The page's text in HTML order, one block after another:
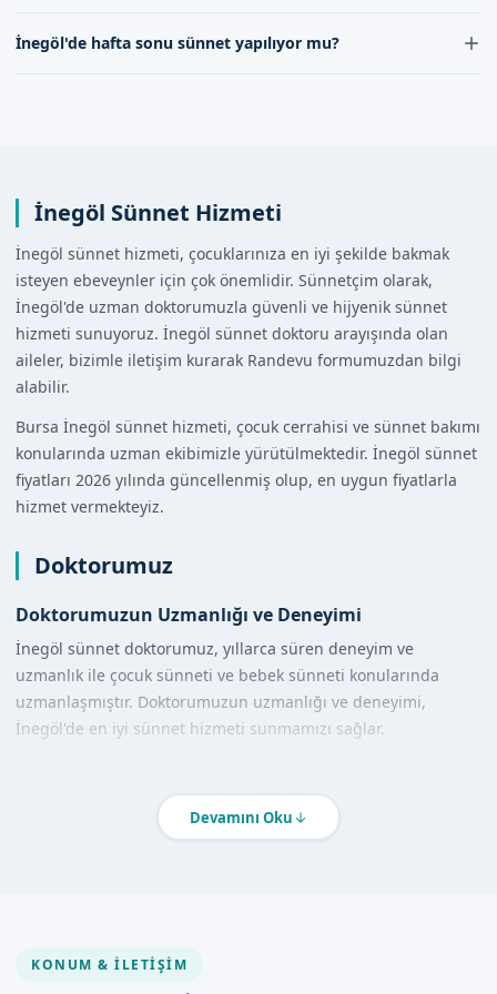
detaylı bilgi alabilirsiniz.
ekibimiz, size en kısa sürede geri dönüş yapacaktır.
şekilde gerçekleştirilir. Anestezi uygulanması, çocuğun
İnegöl'de hafta sonu sünnet yapılıyor mu?
hizmeti hakkında daha detaylı bilgi alabilirsiniz.
İnegöl Sünnet Hizmeti
İnegöl sünnet hizmeti, çocuklarınıza en iyi şekilde bakmak
isteyen ebeveynler için çok önemlidir. Sünnetçim olarak,
İnegöl'de uzman doktorumuzla güvenli ve hijyenik sünnet
hizmeti sunuyoruz. İnegöl sünnet doktoru arayışında olan
aileler, bizimle iletişim kurarak Randevu formumuzdan bilgi
alabilir.
Bursa İnegöl sünnet hizmeti, çocuk cerrahisi ve sünnet bakımı
konularında uzman ekibimizle yürütülmektedir. İnegöl sünnet
fiyatları 2026 yılında güncellenmiş olup, en uygun fiyatlarla
hizmet vermekteyiz.
Doktorumuz
Doktorumuzun Uzmanlığı ve Deneyimi
İnegöl sünnet doktorumuz, yıllarca süren deneyim ve
uzmanlık ile çocuk sünneti ve bebek sünneti konularında
uzmanlaşmıştır. Doktorumuzun uzmanlığı ve deneyimi,
İnegöl'de en iyi sünnet hizmeti sunmamızı sağlar.
Sünnetçim olarak, hijyen ve güvenlik standartlarına çok önem
veriyoruz. İnegöl sünnet kliniğimiz, steril ortamda ve en
Hizmet Kapsamımız
Devamını Oku
KONUM & İLETIŞIM